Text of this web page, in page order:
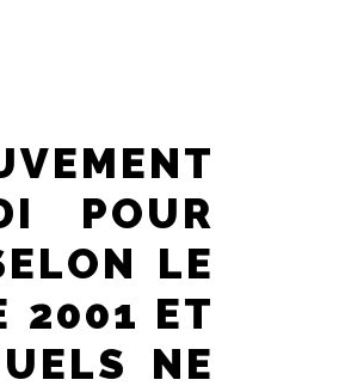
POUR
LE
2001 ET
NE